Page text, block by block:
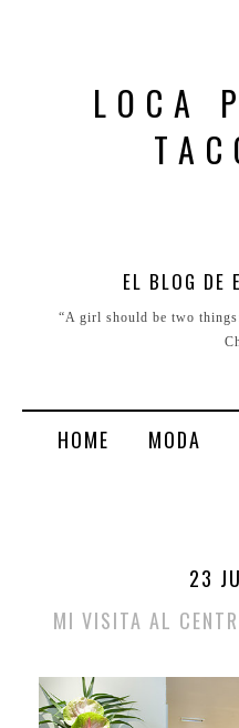
LOCA
EL BLOG DE
“A girl should be two
HOME MODA
23
MI VISITA AL